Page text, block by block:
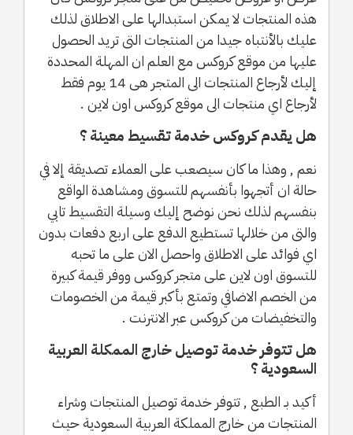
هذه المنتجات لا يمكن استبدالها على الاطلاق لذلك
عليك بالأنتباه جيدا من المنتجات التى تريد الحصول
عليها من موقع كروكس مع العلم ان المهلة المحددة
إليك لأرجاع المنتجات الى المتجر هى 14 يوم فقط
لأرجاع اي منتجات الى موقع كروكس اون لاين .
هل يقدم كروكس خدمة تقسيط معينة ؟
نعم , وهذا ما كان سيصعب على العملاء تصديقة إلا في
حالة ان أتجهوا بأنفسهم للتسوق ومشاهدة الواقع
بنفسهم لذلك نحن نوضح إليك وسيلة التقسيط تابي
والتى من خلالها تستطيع الدفع على اربع دفعات بدون
اي فوائد على الاطلاق واحصل الان على ما تحبه
للتسوق اون لاين على متجر كروكس ووفر قيمة كبيرة
من الخصم الاضافي وتمتع بأكبر قيمة من الخصومات
والتخفيضات من كروكس عبر الانترنت .
هل تتوفر خدمة توصيل خارج الممكلة العربية
السعودية ؟
أكيد بـ الطبع , تتوفر خدمة توصيل المنتجات وشراء
المنتجات من خارج المملكة العربية السعودية حيث